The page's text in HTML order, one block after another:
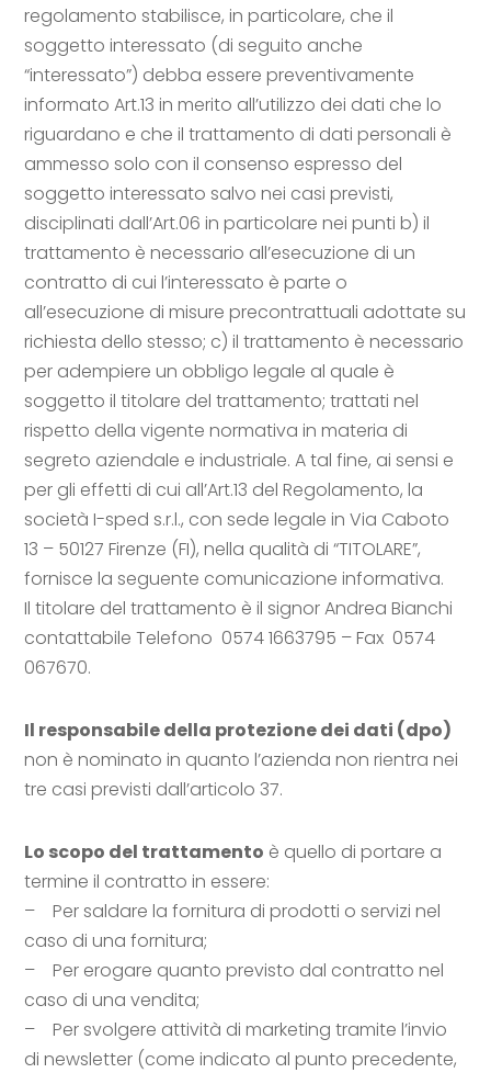
regolamento stabilisce, in particolare, che il
soggetto interessato (di seguito anche
“interessato”) debba essere preventivamente
informato Art.13 in merito all’utilizzo dei dati che lo
riguardano e che il trattamento di dati personali è
ammesso solo con il consenso espresso del
soggetto interessato salvo nei casi previsti,
disciplinati dall’Art.06 in particolare nei punti b) il
trattamento è necessario all’esecuzione di un
contratto di cui l’interessato è parte o
all’esecuzione di misure precontrattuali adottate su
richiesta dello stesso; c) il trattamento è necessario
per adempiere un obbligo legale al quale è
soggetto il titolare del trattamento; trattati nel
rispetto della vigente normativa in materia di
segreto aziendale e industriale. A tal fine, ai sensi e
per gli effetti di cui all’Art.13 del Regolamento, la
società I-sped s.r.l., con sede legale in Via Caboto
13 – 50127 Firenze (FI), nella qualità di “TITOLARE”,
fornisce la seguente comunicazione informativa.
Il titolare del trattamento è il signor Andrea Bianchi
contattabile Telefono 0574 1663795 – Fax 0574
067670.
Il responsabile della protezione dei dati (dpo)
non è nominato in quanto l’azienda non rientra nei
tre casi previsti dall’articolo 37.
Lo scopo del trattamento è quello di portare a
termine il contratto in essere:
– Per saldare la fornitura di prodotti o servizi nel
caso di una fornitura;
– Per erogare quanto previsto dal contratto nel
caso di una vendita;
– Per svolgere attività di marketing tramite l’invio
di newsletter (come indicato al punto precedente,